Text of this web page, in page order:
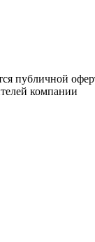
публичной
компании